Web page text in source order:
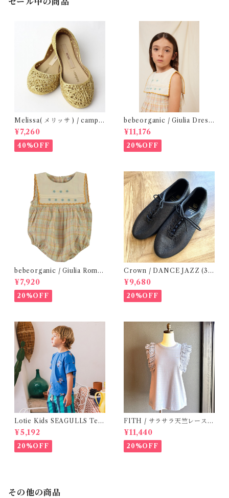
Melissa( メリッサ ) / campa
na ( Gold )28-33
¥7,260
40%OFF
bebeorganic / Giulia Dress
Lagoon Check (2-6y)
¥11,176
20%OFF
bebeorganic / Giulia Romp
er Lagoon Check( 6・12ｍ)
¥7,920
20%OFF
Crown / DANCE JAZZ (3:2
2cm / 6:24-24,5 ) Black
¥9,680
20%OFF
Lotie Kids SEAGULLS Tee
(12m- 8Y)
¥5,192
20%OFF
FITH / サラサラ天竺レースT
シャツ (BL) / 145・155
¥11,440
20%OFF
その他の商品